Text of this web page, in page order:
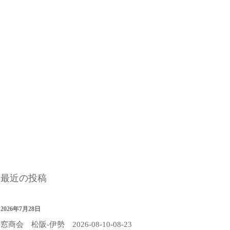
最近の投稿
窓商会 松阪-伊勢 2026-08-10-08-23
2026年7月28日